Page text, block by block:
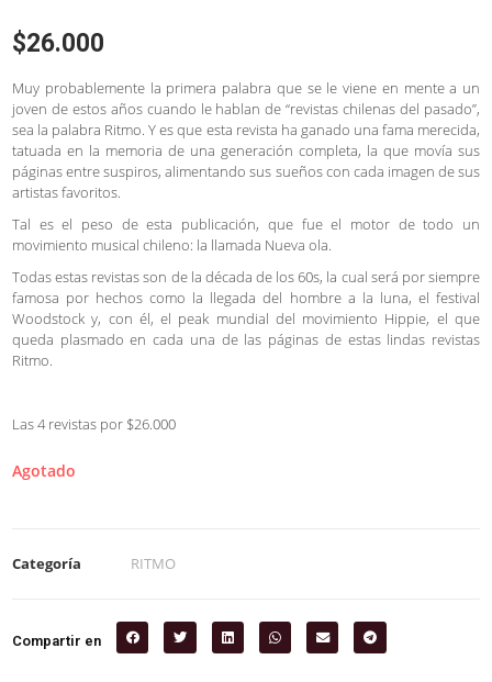
$26.000
Muy probablemente la primera palabra que se le viene en mente a un
joven de estos años cuando le hablan de “revistas chilenas del pasado”,
sea la palabra Ritmo. Y es que esta revista ha ganado una fama merecida,
tatuada en la memoria de una generación completa, la que movía sus
páginas entre suspiros, alimentando sus sueños con cada imagen de sus
artistas favoritos.
Tal es el peso de esta publicación, que fue el motor de todo un
movimiento musical chileno: la llamada Nueva ola.
Todas estas revistas son de la década de los 60s, la cual será por siempre
famosa por hechos como la llegada del hombre a la luna, el festival
Woodstock y, con él, el peak mundial del movimiento Hippie, el que
queda plasmado en cada una de las páginas de estas lindas revistas
Ritmo.
Las 4 revistas por $26.000
Agotado
Categoría RITMO
Compartir en